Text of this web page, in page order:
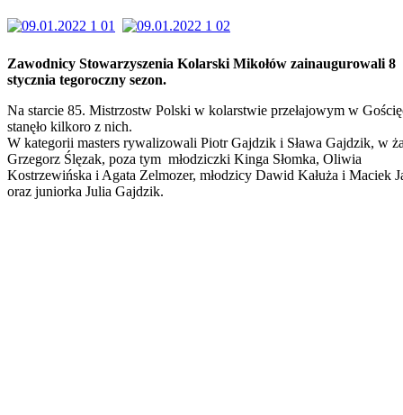
Zawodnicy Stowarzyszenia Kolarski Mikołów zainaugurowali 8
stycznia tegoroczny sezon.
Na starcie 85. Mistrzostw Polski w kolarstwie przełajowym w
stanęło kilkoro z nich.
W kategorii masters rywalizowali Piotr Gajdzik i Sława Gajdzik, w
Grzegorz Ślęzak, poza tym młodziczki Kinga Słomka, Oliwia
Kostrzewińska i Agata Zelmozer, młodzicy Dawid Kałuża i Maciek
oraz juniorka Julia Gajdzik.